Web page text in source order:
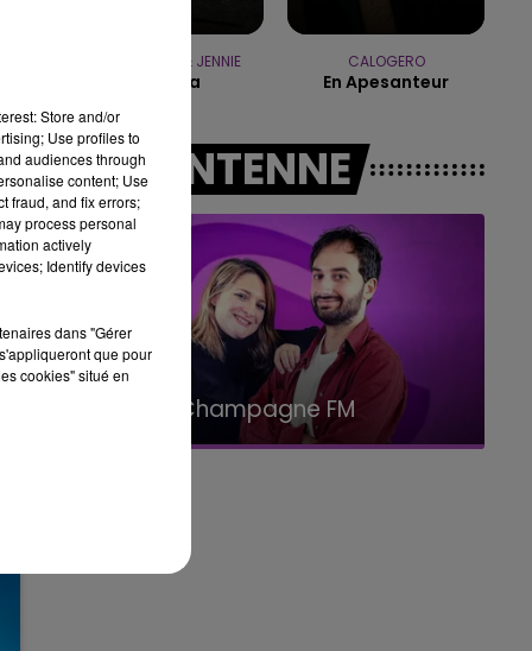
LA RADIO POP
TAME IMPALA & JENNIE
Dracula
CALOGERO
En Apesanteur
A L'ANTENNE
15h00 - 19h00
Le Club Champagne FM
Store and/or
Use profiles to
audiences through
content; Use
fraud, and fix errors;
process personal
actively
Identify devices
dans "Gérer
que pour
cookies" situé en